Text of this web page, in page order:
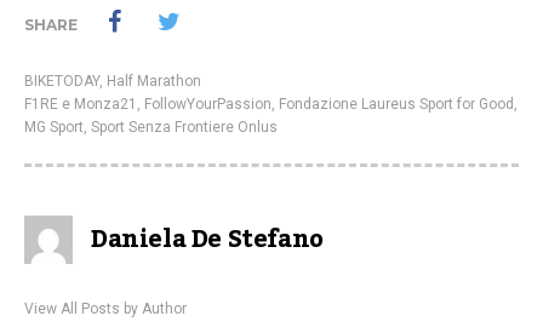
SHARE
BIKETODAY, Half Marathon
F1RE e Monza21 , FollowYourPassion, Fondazione Laureus Sport for Good ,
MG Sport, Sport Senza Frontiere Onlus
Daniela De Stefano
View All Posts by Author